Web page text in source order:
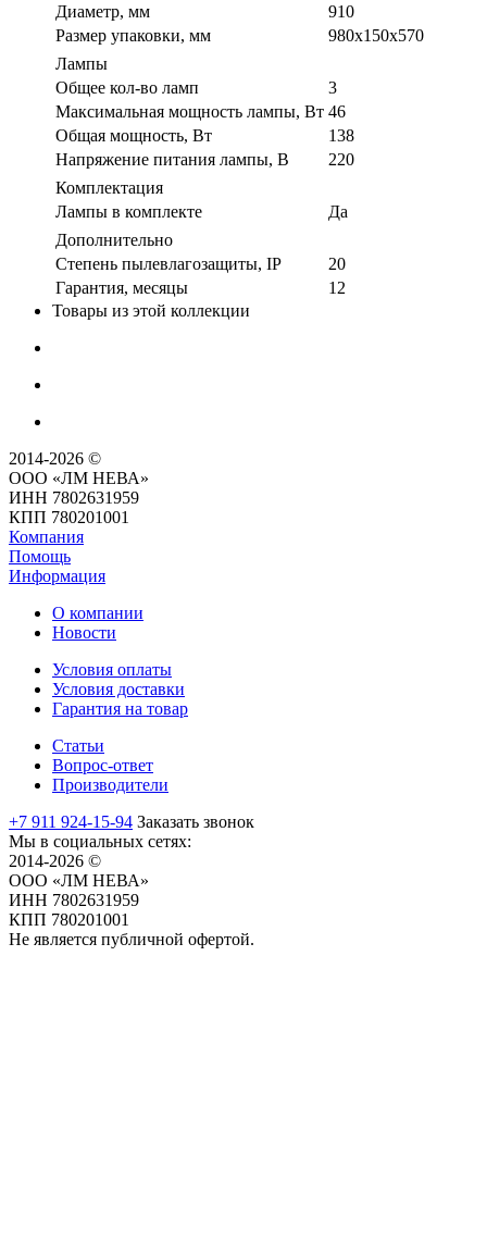
Диаметр, мм
910
Размер упаковки, мм
980x150x570
Лампы
Общее кол-во ламп
3
Максимальная мощность лампы, Вт 46
Общая мощность, Вт
138
Напряжение питания лампы, В
220
Комплектация
Лампы в комплекте
Да
Дополнительно
Степень пылевлагозащиты, IP
20
Гарантия, месяцы
12
Товары из этой коллекции
2014-2026 ©
ООО «ЛМ НЕВА»
ИНН 7802631959
КПП 780201001
Компания
Помощь
Информация
О компании
Новости
Условия оплаты
Условия доставки
Гарантия на товар
Статьи
Вопрос-ответ
Производители
+7 911 924-15-94 Заказать звонок
Мы в социальных сетях:
2014-2026 ©
ООО «ЛМ НЕВА»
ИНН 7802631959
КПП 780201001
Не является публичной офертой.